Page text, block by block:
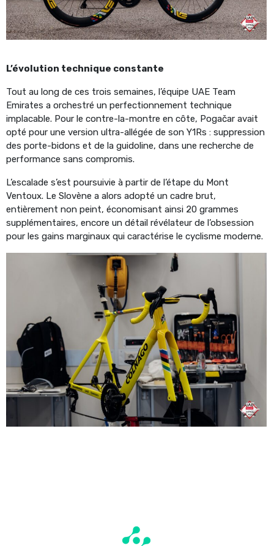
L’évolution technique constante
Tout au long de ces trois semaines, l’équipe UAE Team
Emirates a orchestré un perfectionnement technique
implacable. Pour le contre-la-montre en côte, Pogačar avait
opté pour une version ultra-allégée de son Y1Rs : suppression
des porte-bidons et de la guidoline, dans une recherche de
performance sans compromis.
L’escalade s’est poursuivie à partir de l’étape du Mont
Ventoux. Le Slovène a alors adopté un cadre brut,
entièrement non peint, économisant ainsi 20 grammes
supplémentaires, encore un détail révélateur de l’obsession
pour les gains marginaux qui caractérise le cyclisme moderne.